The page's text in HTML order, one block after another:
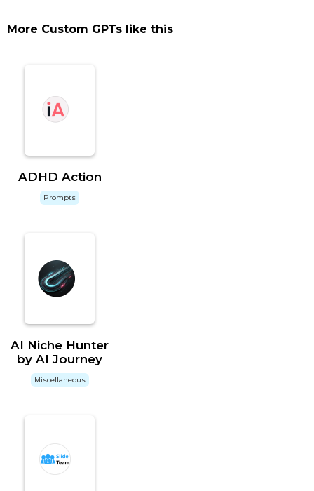
More Custom GPTs like this
ADHD Action
Prompts
AI Niche Hunter
by AI Journey
Miscellaneous